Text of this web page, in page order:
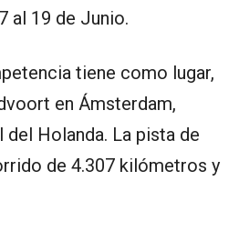
al 19 de Junio.
tiene como lugar,
en Ámsterdam,
Holanda. La pista de
de 4.307 kilómetros y